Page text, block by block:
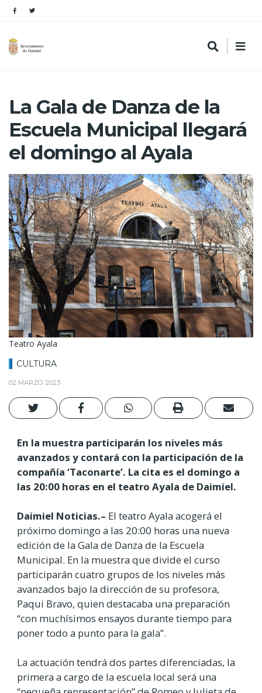
La Gala de Danza de la
Escuela Municipal llegará
el domingo al Ayala
Teatro Ayala
CULTURA
02 MARZO 2023
En la muestra participarán los niveles más
avanzados y contará con la participación de la
compañía ‘Taconarte’. La cita es el domingo a
las 20:00 horas en el teatro Ayala de Daimiel.
Daimiel Noticias.– El teatro Ayala acogerá el
próximo domingo a las 20:00 horas una nueva
edición de la Gala de Danza de la Escuela
Municipal. En la muestra que divide el curso
participarán cuatro grupos de los niveles más
avanzados bajo la dirección de su profesora,
Paqui Bravo, quien destacaba una preparación
“con muchísimos ensayos durante tiempo para
poner todo a punto para la gala”.
La actuación tendrá dos partes diferenciadas, la
primera a cargo de la escuela local será una